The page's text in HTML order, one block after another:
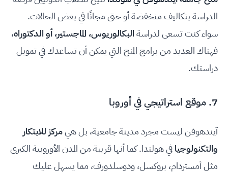
الدراسة بتكاليف منخفضة أو حتى مجانًا في بعض الحالات.
سواء كنت تسعى لدراسةالبكالوريوس، الماجستير، أو الدكتوراه،
فهناك العديد من برامج المنح التي يمكن أن تساعدك في تمويل
دراستك.
7. موقع استراتيجي في أوروبا
آيندهوفن ليست مجرد مدينة جامعية، بل هيمركز للابتكار
والتكنولوجيافي هولندا. كما أنها قريبة من المدن الأوروبية الكبرى
مثل أمستردام، بروكسل، ودوسلدورف، مما يسهل عليك